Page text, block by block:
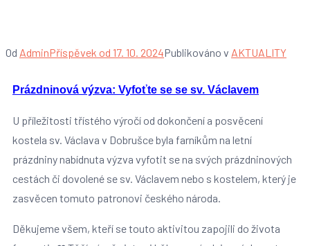
Od AdminPříspěvek od 17. 10. 2024Publikováno v AKTUALITY
Prázdninová výzva: Vyfoťte se se sv. Václavem
U příležitosti třístého výročí od dokončení a posvěcení
kostela sv. Václava v Dobrušce byla farníkům na letní
prázdniny nabídnuta výzva vyfotit se na svých prázdninových
cestách či dovolené se sv. Václavem nebo s kostelem, který je
zasvěcen tomuto patronovi českého národa.
Děkujeme všem, kteří se touto aktivitou zapojili do života